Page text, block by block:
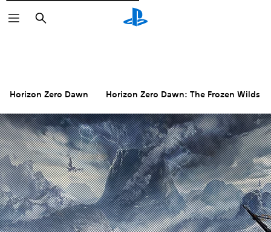
Cerca
Horizon Zero Dawn Horizon Zero Dawn: The Frozen Wilds